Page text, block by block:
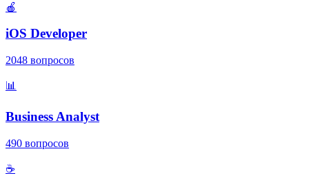
🍎
iOS Developer
2048 вопросов
📊
Business Analyst
490 вопросов
☕